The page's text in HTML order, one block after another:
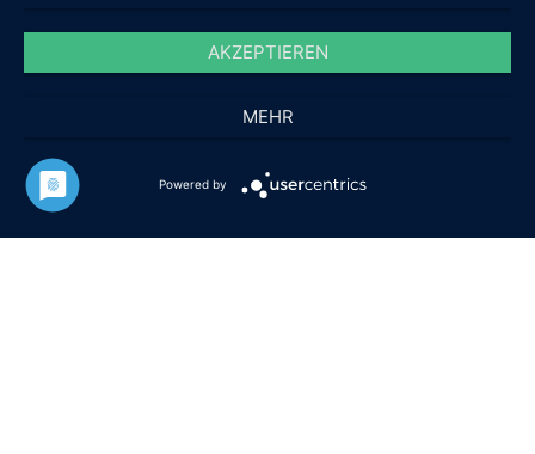
AKZEPTIEREN
MEHR
Powered by